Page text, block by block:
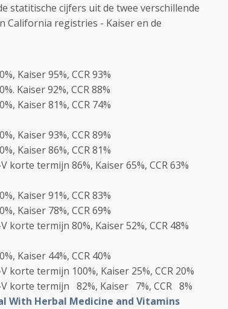
statitische cijfers uit de twee verschillende
California registries - Kaiser en de
Kaiser 95%, CCR 93%
Kaiser 92%, CCR 88%
Kaiser 81%, CCR 74%
Kaiser 93%, CCR 89%
Kaiser 86%, CCR 81%
korte termijn 86%, Kaiser 65%, CCR 63%
Kaiser 91%, CCR 83%
Kaiser 78%, CCR 69%
korte termijn 80%, Kaiser 52%, CCR 48%
Kaiser 44%, CCR 40%
korte termijn 100%, Kaiser 25%, CCR 20%
korte termijn 82%, Kaiser 7%, CCR 8%
With Herbal Medicine and Vitamins